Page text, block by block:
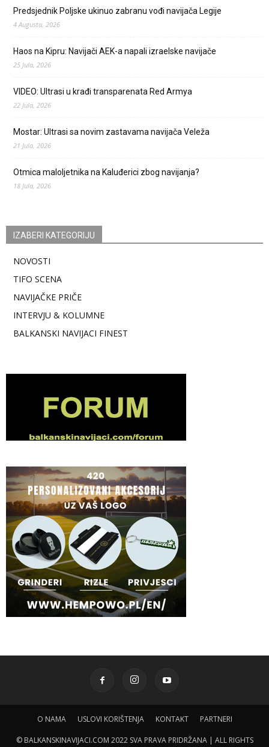
Predsjednik Poljske ukinuo zabranu vođi navijača Legije
4 Augusta, 2026
Haos na Kipru: Navijači AEK-a napali izraelske navijače
25 Jula, 2026
VIDEO: Ultrasi u krađi transparenata Red Armya
22 Jula, 2026
Mostar: Ultrasi sa novim zastavama navijača Veleža
21 Jula, 2026
Otmica maloljetnika na Kaluđerici zbog navijanja?
18 Jula, 2026
IZABERI KATEGORIJU
NOVOSTI
TIFO SCENA
NAVIJAČKE PRIČE
INTERVJU & KOLUMNE
BALKANSKI NAVIJACI FINEST
O NAMA USLOVI KORIŠTENJA KONTAKT PARTNERI
© BALKANSKINAVIJACI.COM 2022 SVA PRAVA PRIDRŽANA | ALL RIGHTS